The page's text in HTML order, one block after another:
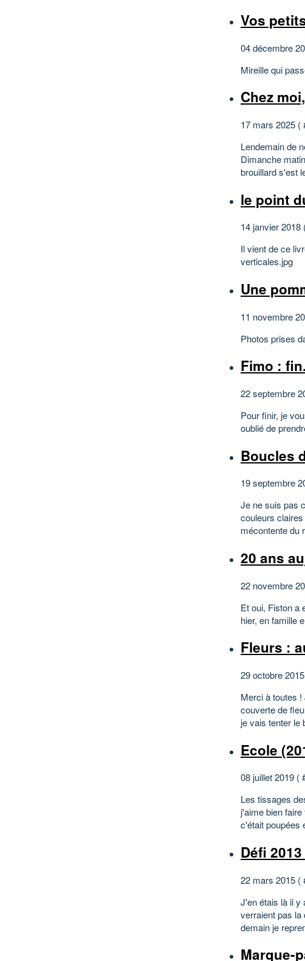
Vos
04 décembre
Mireille qui
Chez
17 mars 2025 (
Lendemain de
Dimanche
brouillard s'est
le point
14 janvier 2018
Il vient de ce
verticales.jpg
Une
11 novembre
Photos prises
Fimo :
22 septembre
Pour finir, je
oublié de
Boucles
19 septembre
Je ne suis pas
couleurs
mécontente du
20 ans
22 novembre
Et oui, Fiston a
hier, en famille
Fleurs :
29 octobre
Merci à toutes
couverte de
je vais tenter le
Ecole
08 juillet 2019 (
Les tissages
j'aime bien
c'était poupées
Défi
22 mars 2015 (
J'en étais là il y
verraient pas la
demain je
Marque-